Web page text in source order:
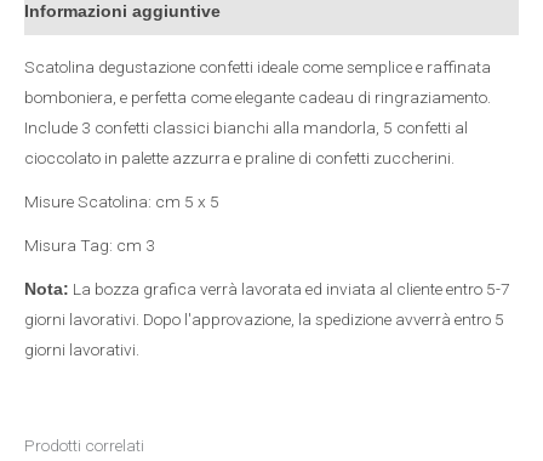
Informazioni aggiuntive
Scatolina degustazione confetti ideale come semplice e raffinata
bomboniera, e perfetta come elegante cadeau di ringraziamento.
Include 3 confetti classici bianchi alla mandorla, 5 confetti al
cioccolato in palette azzurra e praline di confetti zuccherini.
Misure Scatolina: cm 5 x 5
Misura Tag: cm 3
Nota: La bozza grafica verrà lavorata ed inviata al cliente entro 5-7
giorni lavorativi. Dopo l'approvazione, la spedizione avverrà entro 5
giorni lavorativi.
Prodotti correlati